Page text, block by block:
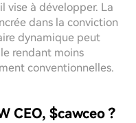
vise à développer. La
dans la conviction
dynamique peut
rendant moins
conventionnelles.
CEO, $cawceo ?